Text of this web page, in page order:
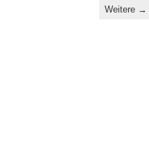
Weitere →